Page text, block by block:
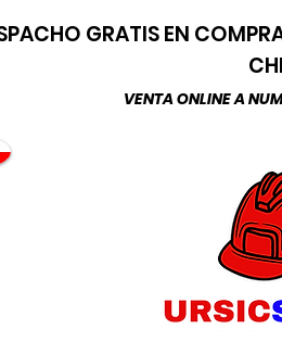
GRATIS EN
VENTA ONLINE A